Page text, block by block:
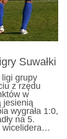
Suwałki
ligi grupy
z rzędu
w
jesienią
wygrała 1:0,
na 5.
wicelidera…